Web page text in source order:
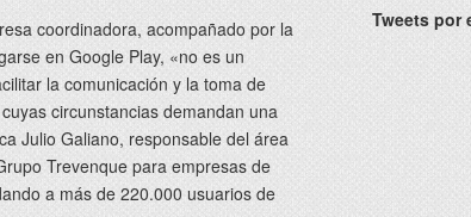
coordinadora, acompañado por la
en Google Play, «no es un
la comunicación y la toma de
circunstancias demandan una
Julio Galiano, responsable del área
Trevenque para empresas de
a más de 220.000 usuarios de
Tweets por